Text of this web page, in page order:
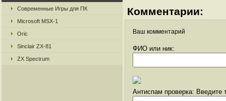
Современные Игры для ПК
Microsoft MSX-1
Oric
Sinclair ZX-81
ZX Spectrum
Комментарии:
Ваш комментарий
ФИО или ник:
Антиспам проверка: Введите